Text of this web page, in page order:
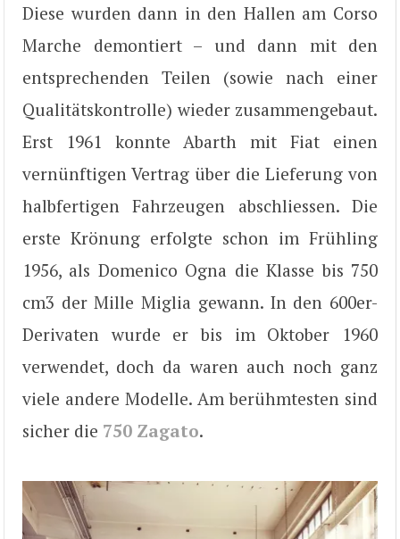
Diese wurden dann in den Hallen am Corso
Marche demontiert – und dann mit den
entsprechenden Teilen (sowie nach einer
Qualitätskontrolle) wieder zusammengebaut.
Erst 1961 konnte Abarth mit Fiat einen
vernünftigen Vertrag über die Lieferung von
halbfertigen Fahrzeugen abschliessen. Die
erste Krönung erfolgte schon im Frühling
1956, als Domenico Ogna die Klasse bis 750
cm3 der Mille Miglia gewann. In den 600er-
Derivaten wurde er bis im Oktober 1960
verwendet, doch da waren auch noch ganz
viele andere Modelle. Am berühmtesten sind
sicher die 750 Zagato.